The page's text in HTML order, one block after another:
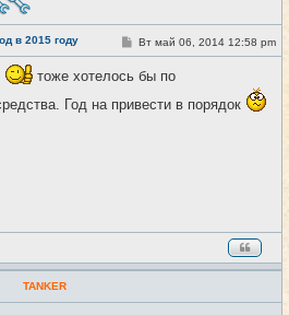
в 2015 году #6
С
о
б
е
Вт май 06, 2014 12:58 pm
тоже хотелось бы по
Год на привести в порядок
TANKER